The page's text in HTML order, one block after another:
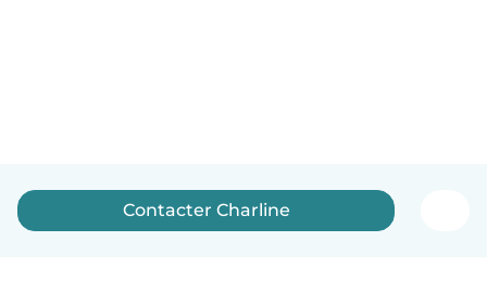
Contacter Charline